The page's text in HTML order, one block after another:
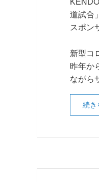
道試合
スポン
新型コ
昨年か
ながら
続き